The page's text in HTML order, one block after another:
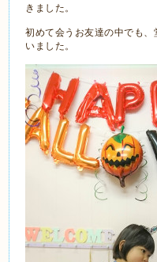
きました。
初めて会うお友達の中でも
いました。